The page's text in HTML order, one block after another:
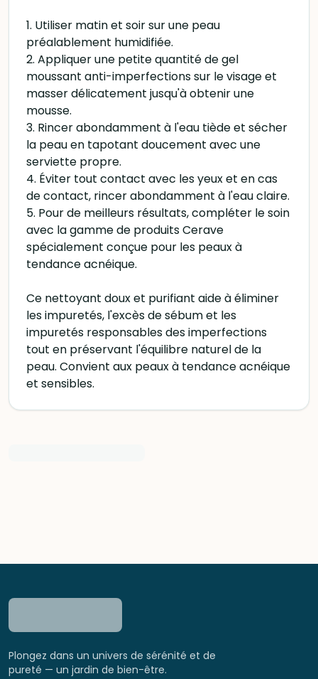
1. Utiliser matin et soir sur une peau
préalablement humidifiée.
2. Appliquer une petite quantité de gel
moussant anti-imperfections sur le visage et
masser délicatement jusqu'à obtenir une
mousse.
3. Rincer abondamment à l'eau tiède et sécher
la peau en tapotant doucement avec une
serviette propre.
4. Éviter tout contact avec les yeux et en cas
de contact, rincer abondamment à l'eau claire.
5. Pour de meilleurs résultats, compléter le soin
avec la gamme de produits Cerave
spécialement conçue pour les peaux à
tendance acnéique.
Ce nettoyant doux et purifiant aide à éliminer
les impuretés, l'excès de sébum et les
impuretés responsables des imperfections
tout en préservant l'équilibre naturel de la
peau. Convient aux peaux à tendance acnéique
et sensibles.
Plongez dans un univers de sérénité et de
pureté — un jardin de bien-être.